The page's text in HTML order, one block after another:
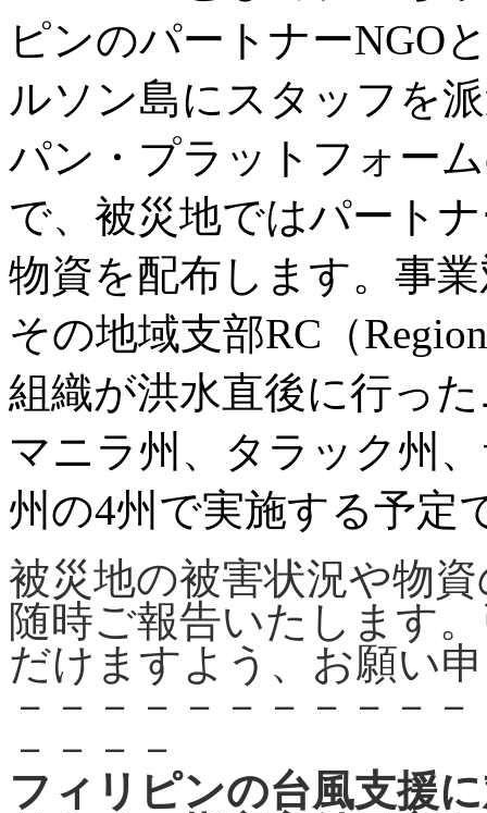
ピンのパートナーNGO
ルソン島にスタッフを
パン・プラットフォー
で、被災地ではパート
物資を配布します。事
その地域支部RC（
組織が洪水直後に行っ
マニラ州、タラック州
州の4州で実施する予定
被災地の被害状況や物
随時ご報告いたします
だけますよう、お願い
－－－－－－－－－－
－－－－
フィリピンの台風支援